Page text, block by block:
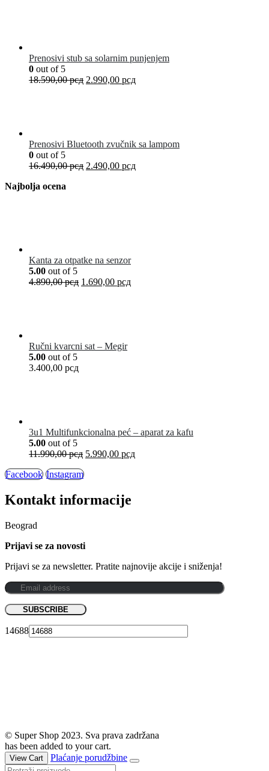
Prenosivi stub sa solarnim punjenjem
0 out of 5
18.590,00рсд 2.990,00 рсд
Prenosivi Bluetooth zvučnik sa lampom
0 out of 5
16.490,00рсд 2.490,00 рсд
Najbolja ocena
Kanta za otpatke na senzor
5.00 out of 5
4.890,00рсд 1.690,00 рсд
Ručni kvarcni sat – Megir
5.00 out of 5
3.400,00 рсд
3u1 Multifunkcionalna peć – aparat za kafu
5.00 out of 5
11.990,00рсд 5.990,00 рсд
Facebook Instagram
Kontakt informacije
Beograd
Prijavi se za novosti
Prijavi se za newsletter. Pratite najnovije akcije i sniženja!
14688
© Super Shop 2023. Sva prava zadržana
has been added to your cart.
View Cart Plaćanje porudžbine